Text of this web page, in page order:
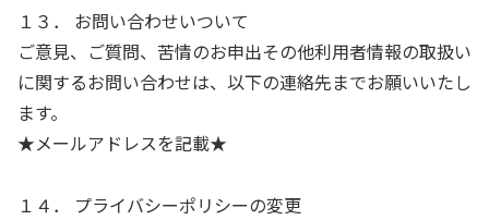
１３． お問い合わせいついて
ご意見、ご質問、苦情のお申出その他利用者情報の取扱い
に関するお問い合わせは、以下の連絡先までお願いいたし
ます。
★メールアドレスを記載★
１４． プライバシーポリシーの変更